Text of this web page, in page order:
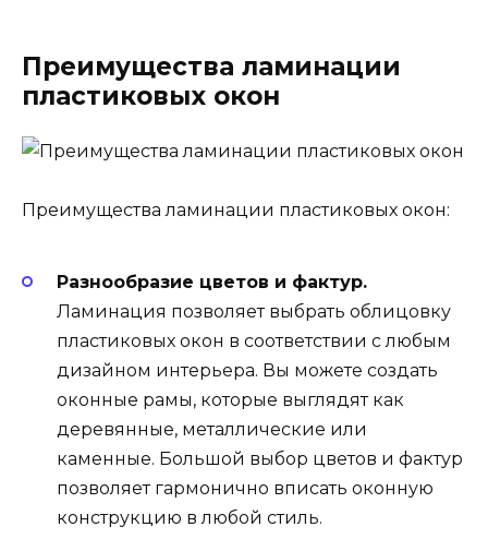
Преимущества ламинации
пластиковых окон
Преимущества ламинации пластиковых окон:
Разнообразие цветов и фактур.
Ламинация позволяет выбрать облицовку
пластиковых окон в соответствии с любым
дизайном интерьера. Вы можете создать
оконные рамы, которые выглядят как
деревянные, металлические или
каменные. Большой выбор цветов и фактур
позволяет гармонично вписать оконную
конструкцию в любой стиль.